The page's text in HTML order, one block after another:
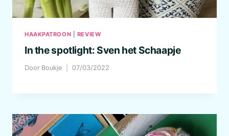
HAAKPATROON REVIEW
In the spotlight: Sven het Schaapje
Door Boukje 07/03/2022